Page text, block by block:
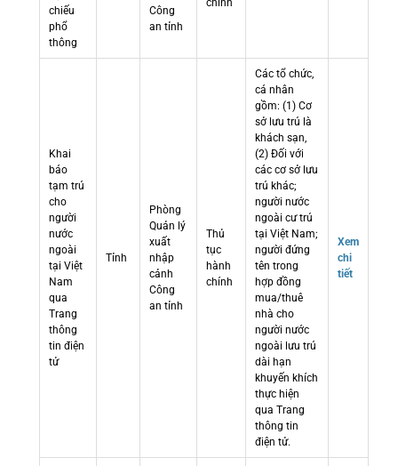
chiếu
phổ
thông
Công
an tỉnh
chính
Khai
báo
tạm trú
cho
người
nước
ngoài
tại Việt
Nam
qua
Trang
thông
tin điện
tử
Tỉnh
Phòng
Quản lý
xuất
nhập
cảnh
Công
an tỉnh
Thủ
tục
hành
chính
Các tổ chức,
cá nhân
gồm: (1) Cơ
sở lưu trú là
khách sạn,
(2) Đối với
các cơ sở lưu
trú khác;
người nước
ngoài cư trú
tại Việt Nam;
người đứng
tên trong
hợp đồng
mua/thuê
nhà cho
người nước
ngoài lưu trú
dài hạn
khuyến khích
thực hiện
qua Trang
thông tin
điện tử.
Xem
chi
tiết